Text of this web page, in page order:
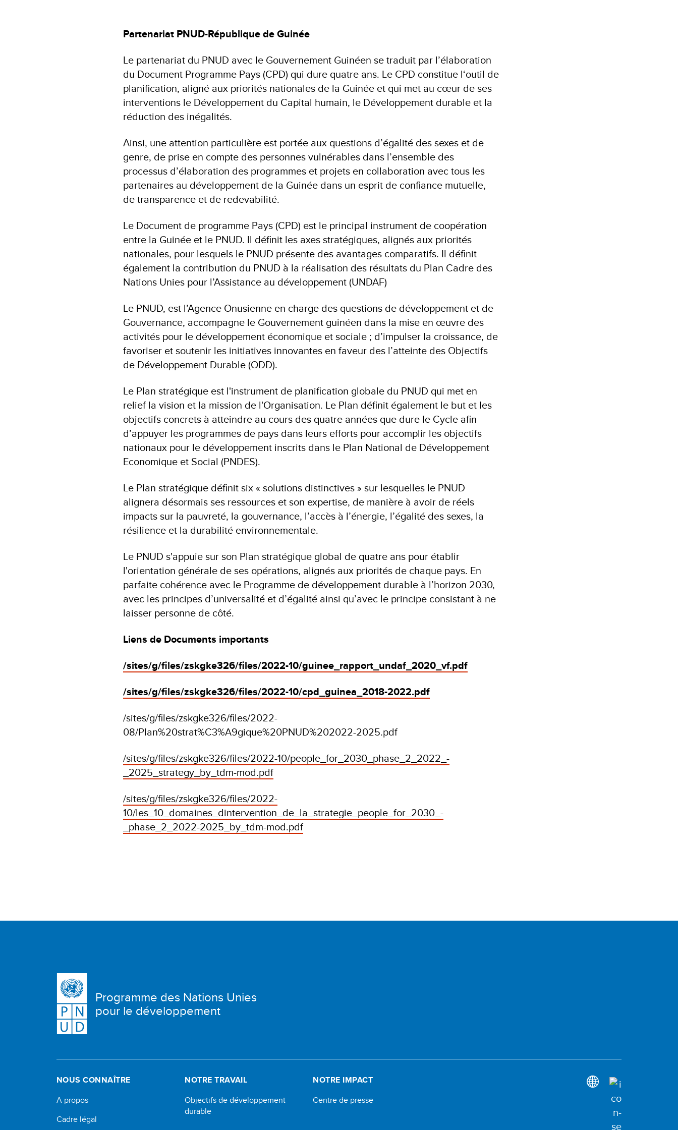
Partenariat PNUD-République de Guinée
Le partenariat du PNUD avec le Gouvernement Guinéen se traduit par l’élaboration
du Document Programme Pays (CPD) qui dure quatre ans. Le CPD constitue l‘outil de
planification, aligné aux priorités nationales de la Guinée et qui met au cœur de ses
interventions le Développement du Capital humain, le Développement durable et la
réduction des inégalités.
Ainsi, une attention particulière est portée aux questions d’égalité des sexes et de
genre, de prise en compte des personnes vulnérables dans l’ensemble des
processus d’élaboration des programmes et projets en collaboration avec tous les
partenaires au développement de la Guinée dans un esprit de confiance mutuelle,
de transparence et de redevabilité.
Le Document de programme Pays (CPD) est le principal instrument de coopération
entre la Guinée et le PNUD. Il définit les axes stratégiques, alignés aux priorités
nationales, pour lesquels le PNUD présente des avantages comparatifs. Il définit
également la contribution du PNUD à la réalisation des résultats du Plan Cadre des
Nations Unies pour l’Assistance au développement (UNDAF)
Le PNUD, est l’Agence Onusienne en charge des questions de développement et de
Gouvernance, accompagne le Gouvernement guinéen dans la mise en œuvre des
activités pour le développement économique et sociale ; d’impulser la croissance, de
favoriser et soutenir les initiatives innovantes en faveur des l’atteinte des Objectifs
de Développement Durable (ODD).
Le Plan stratégique est l'instrument de planification globale du PNUD qui met en
relief la vision et la mission de l'Organisation. Le Plan définit également le but et les
objectifs concrets à atteindre au cours des quatre années que dure le Cycle afin
d’appuyer les programmes de pays dans leurs efforts pour accomplir les objectifs
nationaux pour le développement inscrits dans le Plan National de Développement
Economique et Social (PNDES).
Le Plan stratégique définit six « solutions distinctives » sur lesquelles le PNUD
alignera désormais ses ressources et son expertise, de manière à avoir de réels
impacts sur la pauvreté, la gouvernance, l’accès à l’énergie, l’égalité des sexes, la
résilience et la durabilité environnementale.
Le PNUD s'appuie sur son Plan stratégique global de quatre ans pour établir
l'orientation générale de ses opérations, alignés aux priorités de chaque pays. En
parfaite cohérence avec le Programme de développement durable à l’horizon 2030,
avec les principes d’universalité et d’égalité ainsi qu’avec le principe consistant à ne
laisser personne de côté.
Liens de Documents importants
/sites/g/files/zskgke326/files/2022-10/guinee_rapport_undaf_2020_vf.pdf
/sites/g/files/zskgke326/files/2022-10/cpd_guinea_2018-2022.pdf
/sites/g/files/zskgke326/files/2022-
08/Plan%20strat%C3%A9gique%20PNUD%202022-2025.pdf
/sites/g/files/zskgke326/files/2022-10/people_for_2030_phase_2_2022_-
_2025_strategy_by_tdm-mod.pdf
/sites/g/files/zskgke326/files/2022-
10/les_10_domaines_dintervention_de_la_strategie_people_for_2030_-
_phase_2_2022-2025_by_tdm-mod.pdf
Programme des Nations Unies
pour le développement
NOUS CONNAÎTRE
A propos
Cadre légal
NOTRE TRAVAIL
Objectifs de développement
durable
NOTRE IMPACT
Centre de presse